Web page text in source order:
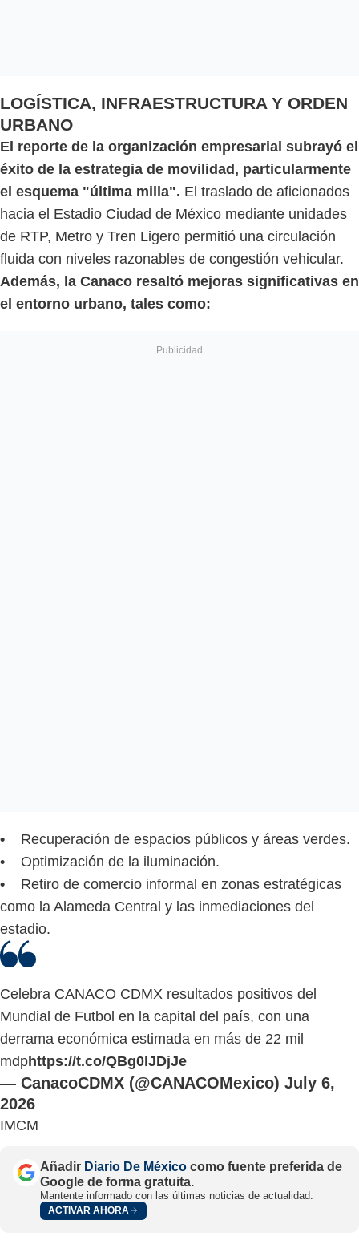
LOGÍSTICA, INFRAESTRUCTURA Y ORDEN
URBANO
El reporte de la organización empresarial subrayó el
éxito de la estrategia de movilidad, particularmente
el esquema "última milla". El traslado de aficionados
hacia el Estadio Ciudad de México mediante unidades
de RTP, Metro y Tren Ligero permitió una circulación
fluida con niveles razonables de congestión vehicular.
Además, la Canaco resaltó mejoras significativas en
el entorno urbano, tales como:
•
Recuperación de espacios públicos y áreas verdes.
•
Optimización de la iluminación.
•
Retiro de comercio informal en zonas estratégicas
como la Alameda Central y las inmediaciones del
estadio.
Celebra CANACO CDMX resultados positivos del
Mundial de Futbol en la capital del país, con una
derrama económica estimada en más de 22 mil
mdphttps://t.co/QBg0lJDjJe
— CanacoCDMX (@CANACOMexico) July 6,
2026
IMCM
Añadir Diario De México como fuente preferida de
Google de forma gratuita.
Mantente informado con las últimas noticias de actualidad.
ACTIVAR AHORA